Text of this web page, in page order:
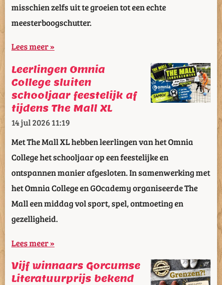
misschien zelfs uit te groeien tot een echte
meesterboogschutter.
Lees meer »
Leerlingen Omnia
College sluiten
schooljaar feestelijk af
tijdens The Mall XL
14 jul 202611:19
Met The Mall XL hebben leerlingen van het Omnia
College het schooljaar op een feestelijke en
ontspannen manier afgesloten. In samenwerking met
het Omnia College en GOcademy organiseerde The
Mall een middag vol sport, spel, ontmoeting en
gezelligheid.
Lees meer »
Vijf winnaars Gorcumse
Literatuurprijs bekend